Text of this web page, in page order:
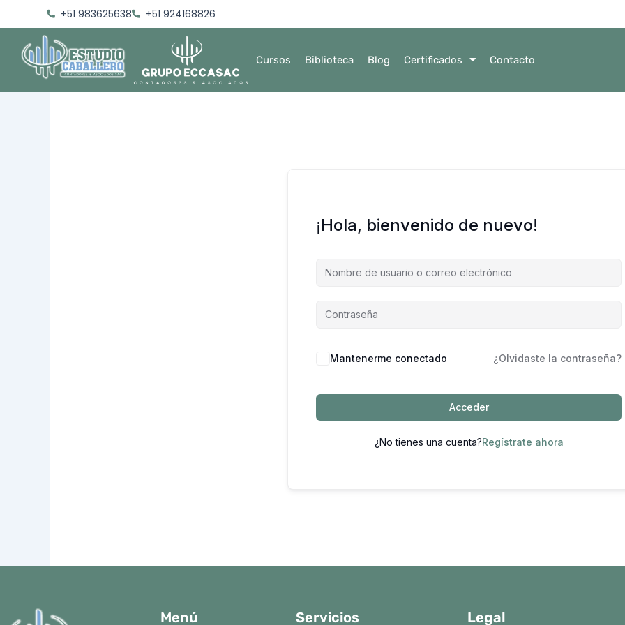
al
contenido
+51 983625638 +51 924168826
Cursos Biblioteca Blog Certificados Contacto
¡Hola, bienvenido de nuevo!
Mantenerme conectado ¿Olvidaste la contraseña?
Acceder
¿No tienes una cuenta?Regístrate ahora
Menú Servicios Legal